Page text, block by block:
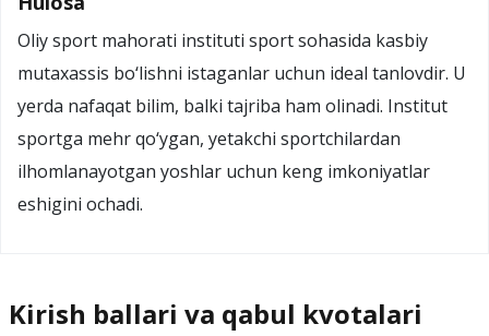
Oliy sport mahorati instituti sport sohasida kasbiy
mutaxassis bo‘lishni istaganlar uchun ideal tanlovdir. U
yerda nafaqat bilim, balki tajriba ham olinadi. Institut
sportga mehr qo‘ygan, yetakchi sportchilardan
ilhomlanayotgan yoshlar uchun keng imkoniyatlar
eshigini ochadi.
Kirish ballari va qabul kvotalari